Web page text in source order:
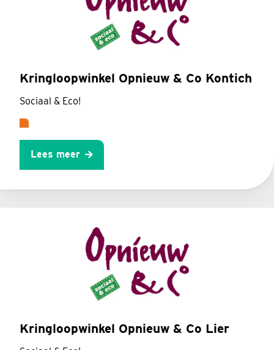
Kringloopwinkel Opnieuw & Co Kontich
Sociaal & Eco!
Lees meer
Kringloopwinkel Opnieuw & Co Lier